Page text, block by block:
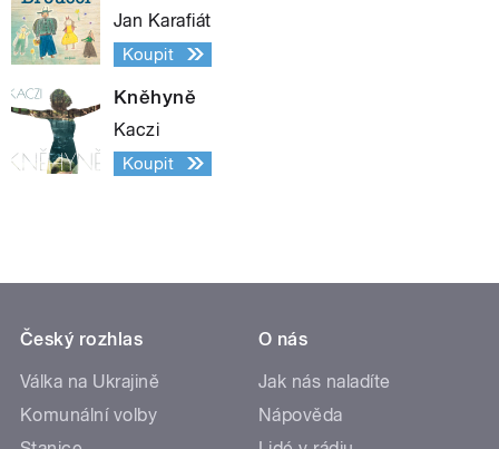
Jan Karafiát
Koupit
Kněhyně
Kaczi
Koupit
Český rozhlas
Válka na Ukrajině
Komunální volby
O nás
Jak nás naladíte
Nápověda